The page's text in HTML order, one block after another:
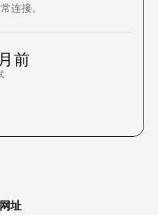
连接。
前
址